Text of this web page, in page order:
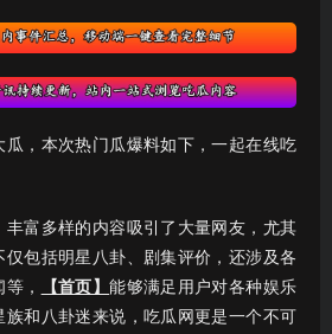
瓜，本次热门瓜爆料如下，一起在线吃
丰富多样的内容吸引了大量网友，尤其
包括明星八卦、剧集评价，还涉及各
，
【首页】能够满足用户对各种娱乐
和八卦迷来说，吃瓜网更是一个不可